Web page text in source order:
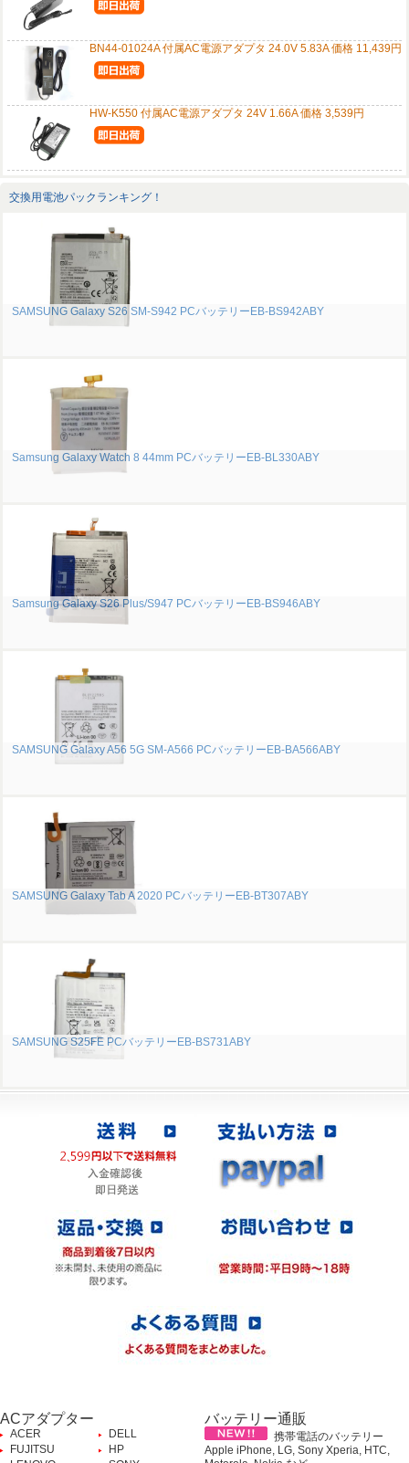
BN44-01024A 付属AC電源アダプタ 24.0V 5.83A 価格 11,439円
HW-K550 付属AC電源アダプタ 24V 1.66A 価格 3,539円
交換用電池パックランキング！
SAMSUNG Galaxy S26 SM-S942 PCバッテリーEB-BS942ABY
Samsung Galaxy Watch 8 44mm PCバッテリーEB-BL330ABY
Samsung Galaxy S26 Plus/S947 PCバッテリーEB-BS946ABY
SAMSUNG Galaxy A56 5G SM-A566 PCバッテリーEB-BA566ABY
SAMSUNG Galaxy Tab A 2020 PCバッテリーEB-BT307ABY
SAMSUNG S25FE PCバッテリーEB-BS731ABY
ACアダプター
ACER
DELL
FUJITSU
HP
バッテリー通販
携帯電話のバッテリー
Apple iPhone, LG, Sony Xperia, HTC,